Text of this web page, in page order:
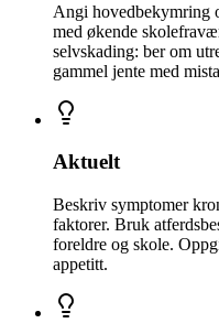
Angi hovedbekymring
med økende
selvskading: ber om
gammel jente med
Aktuelt
Beskriv symptomer
faktorer. Bruk
foreldre og skole.
appetitt.